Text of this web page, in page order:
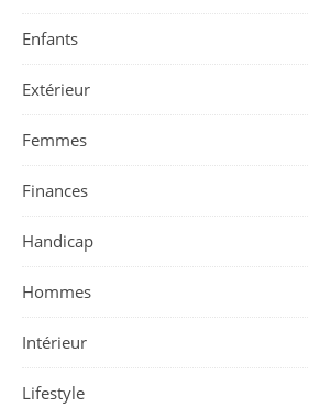
Enfants
Extérieur
Femmes
Finances
Handicap
Hommes
Intérieur
Lifestyle